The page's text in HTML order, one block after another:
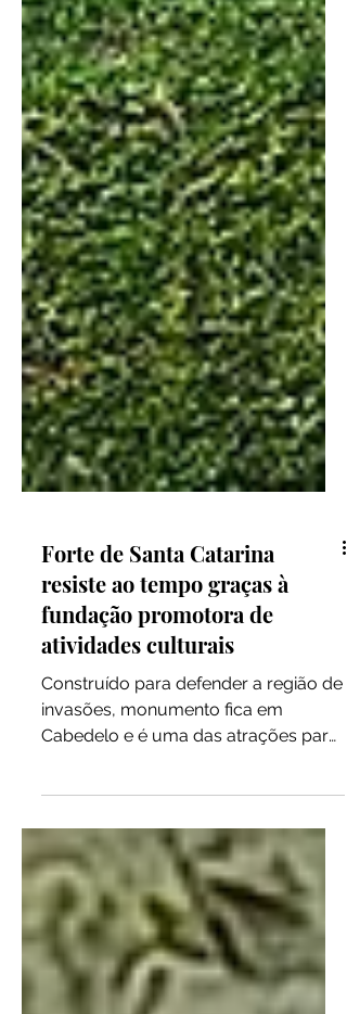
Forte de Santa Catarina
resiste ao tempo graças à
fundação promotora de
atividades culturais
Cabedelo e é uma das atrações para
quem viaja à Paraíba O nome forte é...